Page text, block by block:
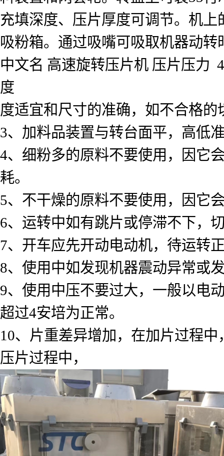
充填深度、压片厚度可调节。机
吸粉箱。通过吸嘴可吸取机器动
中文名 高速旋转压片机 压片压力
度
度适宜和尺寸的准确，如不合格
3、加料品装置与转台面平，高低
4、细粉多的原料不要使用，因它
耗。
5、不干燥的原料不要使用，因它
6、运转中如有跳片或停滞不下，
7、开车应先开动电动机，待运转
8、使用中如发现机器震动异常或
9、使用中压不要过大，一般以电
超过4安培为正常。
10、片重差异增加，在加片过程
压片过程中，